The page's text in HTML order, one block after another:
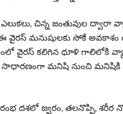
చిన్న జంతువుల ద్వారా
మనుషులకు సోకే అవకాశం
వైరస్ కలిగిన ధూళి గాలిలోకి
సాధారణంగా మనిషి నుంచి మనిషికి
దశలో జ్వరం, తలనొప్పి, శరీర